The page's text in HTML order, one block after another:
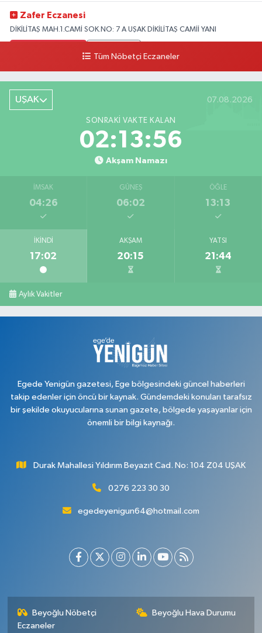
Zafer Eczanesi
DİKİLİTAŞ MAH.1.CAMİ SOK.NO: 7 A UŞAK DİKİLİTAŞ CAMİİ YANI
Tüm Nöbetçi Eczaneler
UŞAK 07.08.2026
SONRAKI VAKTE KALAN
02:13:55
Akşam Namazı
İMSAK
04:26
GÜNEŞ
06:02
ÖĞLE
13:13
İKINDI
17:02
AKŞAM
20:15
YATSI
21:44
Aylık Vakitler
Egede Yenigün gazetesi, Ege bölgesindeki güncel haberleri
takip edenler için öncü bir kaynak. Gündemdeki konuları tarafsız
bir şekilde okuyucularına sunan gazete, bölgede yaşayanlar için
önemli bir bilgi kaynağı.
Durak Mahallesi Yıldırım Beyazıt Cad. No: 104 Z04 UŞAK
0276 223 30 30
egedeyenigun64@hotmail.com
Beyoğlu Nöbetçi
Eczaneler
Beyoğlu Hava Durumu